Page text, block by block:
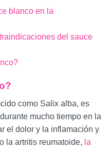
blanco en la
del sauce
como Salix alba, es
mucho tiempo en la
el dolor y la inflamación y
la artritis reumatoide, la